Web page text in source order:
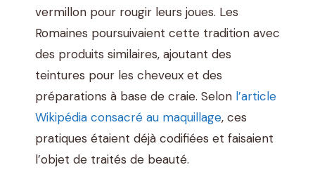
vermillon pour rougir leurs joues. Les
Romaines poursuivaient cette tradition avec
des produits similaires, ajoutant des
teintures pour les cheveux et des
préparations à base de craie. Selon l’article
Wikipédia consacré au maquillage, ces
pratiques étaient déjà codifiées et faisaient
l’objet de traités de beauté.